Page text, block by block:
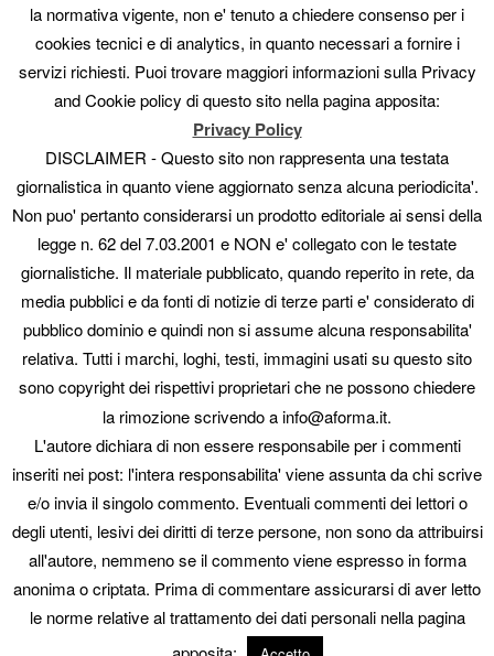
Per aderire acquista ora il tuo pass in offferta:
Abbonamento ad Artediretta per 1 anno*: € 30,00
Abbonamento ad Artediretta + E-Commerce per 1 anno*:€
50,00(sconto € 10,00)
* La durata dell’abbonamento è di 12 mesi dal momento in cui il
Il rinnovo è facoltativo. a 15 giorni dalla scadenza vi verrà inviata
una mail di promemoria.
© 2026 Aforma. p.iva 01431310331 - tel 3938565055seo engine: AI Seo &
Geo Assistant
la normativa vigente, non e' tenuto a chiedere consenso per i
cookies tecnici e di analytics, in quanto necessari a fornire i
servizi richiesti. Puoi trovare maggiori informazioni sulla Privacy
and Cookie policy di questo sito nella pagina apposita:
Privacy Policy
DISCLAIMER - Questo sito non rappresenta una testata
giornalistica in quanto viene aggiornato senza alcuna periodicita'.
Non puo' pertanto considerarsi un prodotto editoriale ai sensi della
legge n. 62 del 7.03.2001 e NON e' collegato con le testate
giornalistiche. Il materiale pubblicato, quando reperito in rete, da
media pubblici e da fonti di notizie di terze parti e' considerato di
pubblico dominio e quindi non si assume alcuna responsabilita'
relativa. Tutti i marchi, loghi, testi, immagini usati su questo sito
sono copyright dei rispettivi proprietari che ne possono chiedere
la rimozione scrivendo a info@aforma.it.
L'autore dichiara di non essere responsabile per i commenti
inseriti nei post: l'intera responsabilita' viene assunta da chi scrive
e/o invia il singolo commento. Eventuali commenti dei lettori o
degli utenti, lesivi dei diritti di terze persone, non sono da attribuirsi
all'autore, nemmeno se il commento viene espresso in forma
anonima o criptata. Prima di commentare assicurarsi di aver letto
le norme relative al trattamento dei dati personali nella pagina